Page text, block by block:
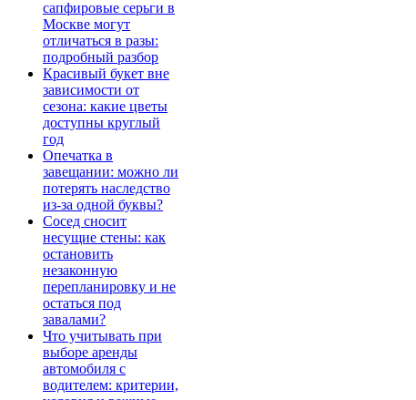
сапфировые серьги в
Москве могут
отличаться в разы:
подробный разбор
Красивый букет вне
зависимости от
сезона: какие цветы
доступны круглый
год
Опечатка в
завещании: можно ли
потерять наследство
из-за одной буквы?
Сосед сносит
несущие стены: как
остановить
незаконную
перепланировку и не
остаться под
завалами?
Что учитывать при
выборе аренды
автомобиля с
водителем: критерии,